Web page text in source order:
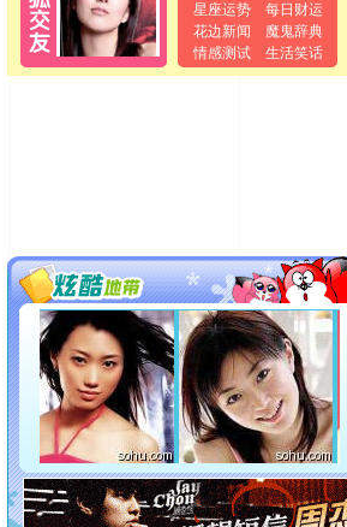
星座运势
每日财运
花边新闻
魔鬼辞典
情感测试
生活笑话